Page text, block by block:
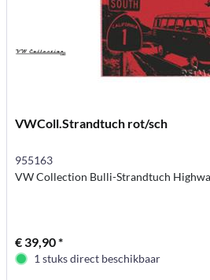
VWColl.Strandtuch rot/sch
955163
VW Collection Bulli-Strandtuch
€ 39,90 *
1 stuks direct beschikbaar